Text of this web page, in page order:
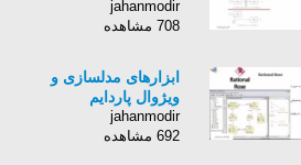
jahanmodir
708 مشاهده
ابزارهای مدلسازی و
ويژوال پاردايم
jahanmodir
692 مشاهده